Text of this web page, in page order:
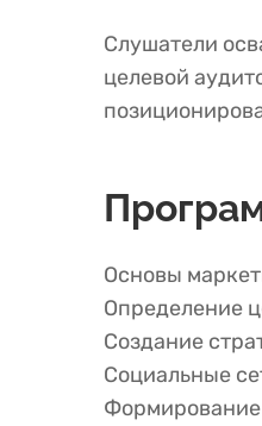
Слушатели
целевой
Основы
Определение
Создание
Социальные
Формирование